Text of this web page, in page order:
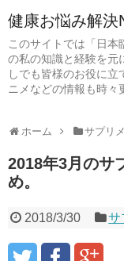
健康お悩み解決
このサイトでは「日本
の私の知識と経験を元
しでも皆様のお役に
ニメなどの情報も時々
ホーム サプリ
2018年3月のサ
め。
2018/3/30 サ